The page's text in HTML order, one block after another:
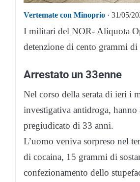
Vertemate con Minoprio · 31/05/
I militari del NOR- Aliquota
detenzione di cento grammi
Arrestato un 33enne
Nel corso della serata di ieri i
investigativa antidroga, hanno
pregiudicato di 33 anni.
L’uomo veniva sorpreso nel
di cocaina, 15 grammi di
confezionamento dello